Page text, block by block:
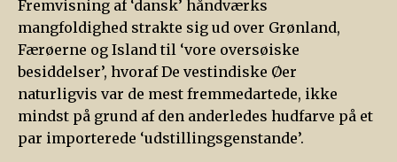
Fremvisning af ‘dansk’ håndværks
mangfoldighed strakte sig ud over Grønland,
Færøerne og Island til ‘vore oversøiske
besiddelser’, hvoraf De vestindiske Øer
naturligvis var de mest fremmedartede, ikke
mindst på grund af den anderledes hudfarve på et
par importerede ‘udstillingsgenstande’.